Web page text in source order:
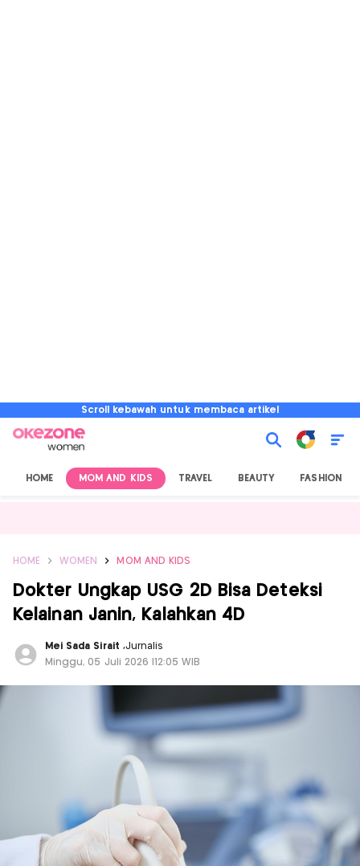
Scroll kebawah untuk membaca artikel
HOME MOM AND KIDS TRAVEL BEAUTY FASHION
HOME WOMEN MOM AND KIDS
Dokter Ungkap USG 2D Bisa Deteksi
Kelainan Janin, Kalahkan 4D
Mei Sada Sirait ,Jurnalis
Minggu, 05 Juli 2026 |12:05 WIB